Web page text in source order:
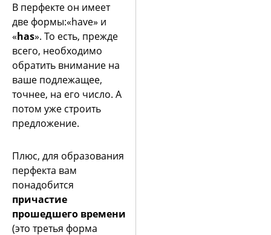
В перфекте он имеет
две формы:«have» и
«has». То есть, прежде
всего, необходимо
обратить внимание на
ваше подлежащее,
точнее, на его число. А
потом уже строить
предложение.
Плюс, для образования
перфекта вам
понадобится
причастие
прошедшего времени
(это третья форма